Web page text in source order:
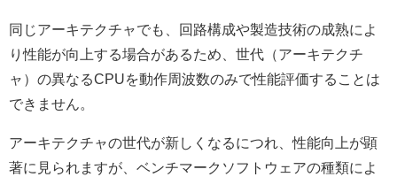
同じアーキテクチャでも、回路構成や製造技術の成熟によ
り性能が向上する場合があるため、世代（アーキテクチ
ャ）の異なるCPUを動作周波数のみで性能評価することは
できません。
アーキテクチャの世代が新しくなるにつれ、性能向上が顕
著に見られますが、ベンチマークソフトウェアの種類によ